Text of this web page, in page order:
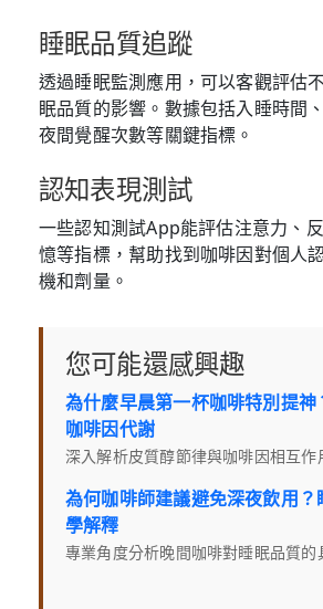
睡眠品質追蹤
透過睡眠監測應用，可以客觀評估
眠品質的影響。數據包括入睡時間
夜間覺醒次數等關鍵指標。
認知表現測試
一些認知測試App能評估注意力、
憶等指標，幫助找到咖啡因對個人
機和劑量。
您可能還感興趣
為什麼早晨第一杯咖啡特別提神
咖啡因代謝
深入解析皮質醇節律與咖啡因相互作
為何咖啡師建議避免深夜飲用？
學解釋
專業角度分析晚間咖啡對睡眠品質的